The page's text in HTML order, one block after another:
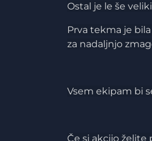
Ostal je le še
Prva tekma je
za nadaljnjo
Vsem ekipam bi
Če si akcijo